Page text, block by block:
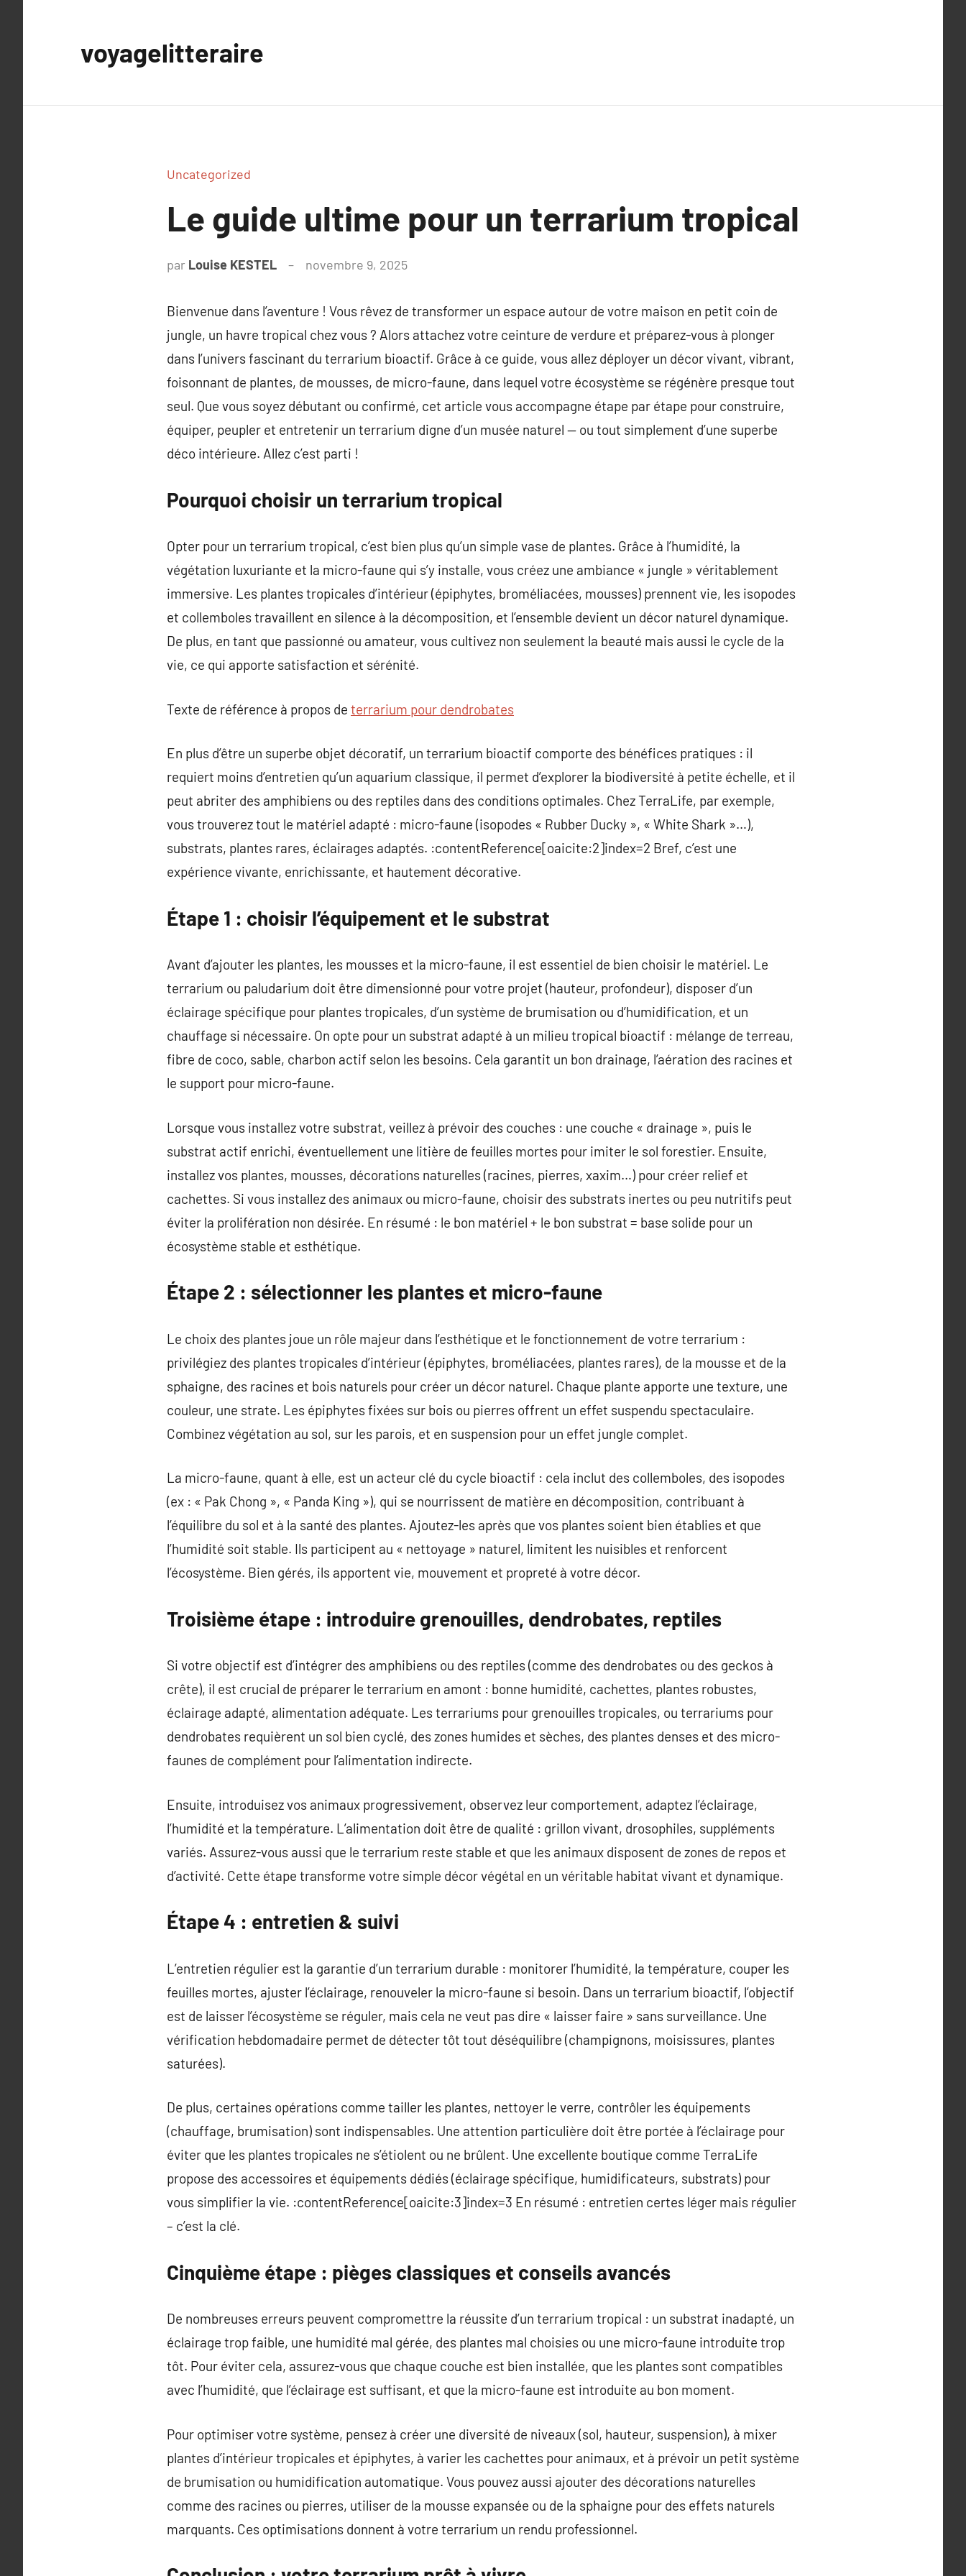
voyagelitteraire
Uncategorized
Le guide ultime pour un terrarium tropical
par Louise KESTEL novembre 9, 2025
Bienvenue dans l’aventure ! Vous rêvez de transformer un espace autour de votre maison en petit coin de
jungle, un havre tropical chez vous ? Alors attachez votre ceinture de verdure et préparez-vous à plonger
dans l’univers fascinant du terrarium bioactif. Grâce à ce guide, vous allez déployer un décor vivant, vibrant,
foisonnant de plantes, de mousses, de micro-faune, dans lequel votre écosystème se régénère presque tout
seul. Que vous soyez débutant ou confirmé, cet article vous accompagne étape par étape pour construire,
équiper, peupler et entretenir un terrarium digne d’un musée naturel — ou tout simplement d’une superbe
déco intérieure. Allez c’est parti !
Pourquoi choisir un terrarium tropical
Opter pour un terrarium tropical, c’est bien plus qu’un simple vase de plantes. Grâce à l’humidité, la
végétation luxuriante et la micro-faune qui s’y installe, vous créez une ambiance « jungle » véritablement
immersive. Les plantes tropicales d’intérieur (épiphytes, broméliacées, mousses) prennent vie, les isopodes
et collemboles travaillent en silence à la décomposition, et l’ensemble devient un décor naturel dynamique.
De plus, en tant que passionné ou amateur, vous cultivez non seulement la beauté mais aussi le cycle de la
vie, ce qui apporte satisfaction et sérénité.
Texte de référence à propos de terrarium pour dendrobates
En plus d’être un superbe objet décoratif, un terrarium bioactif comporte des bénéfices pratiques : il
requiert moins d’entretien qu’un aquarium classique, il permet d’explorer la biodiversité à petite échelle, et il
peut abriter des amphibiens ou des reptiles dans des conditions optimales. Chez TerraLife, par exemple,
vous trouverez tout le matériel adapté : micro-faune (isopodes « Rubber Ducky », « White Shark »…),
substrats, plantes rares, éclairages adaptés. :contentReference[oaicite:2]index=2 Bref, c’est une
expérience vivante, enrichissante, et hautement décorative.
Étape 1 : choisir l’équipement et le substrat
Avant d’ajouter les plantes, les mousses et la micro-faune, il est essentiel de bien choisir le matériel. Le
terrarium ou paludarium doit être dimensionné pour votre projet (hauteur, profondeur), disposer d’un
éclairage spécifique pour plantes tropicales, d’un système de brumisation ou d’humidification, et un
chauffage si nécessaire. On opte pour un substrat adapté à un milieu tropical bioactif : mélange de terreau,
fibre de coco, sable, charbon actif selon les besoins. Cela garantit un bon drainage, l’aération des racines et
le support pour micro-faune.
Lorsque vous installez votre substrat, veillez à prévoir des couches : une couche « drainage », puis le
substrat actif enrichi, éventuellement une litière de feuilles mortes pour imiter le sol forestier. Ensuite,
installez vos plantes, mousses, décorations naturelles (racines, pierres, xaxim…) pour créer relief et
cachettes. Si vous installez des animaux ou micro-faune, choisir des substrats inertes ou peu nutritifs peut
éviter la prolifération non désirée. En résumé : le bon matériel + le bon substrat = base solide pour un
écosystème stable et esthétique.
Étape 2 : sélectionner les plantes et micro-faune
Le choix des plantes joue un rôle majeur dans l’esthétique et le fonctionnement de votre terrarium :
privilégiez des plantes tropicales d’intérieur (épiphytes, broméliacées, plantes rares), de la mousse et de la
sphaigne, des racines et bois naturels pour créer un décor naturel. Chaque plante apporte une texture, une
couleur, une strate. Les épiphytes fixées sur bois ou pierres offrent un effet suspendu spectaculaire.
Combinez végétation au sol, sur les parois, et en suspension pour un effet jungle complet.
La micro-faune, quant à elle, est un acteur clé du cycle bioactif : cela inclut des collemboles, des isopodes
(ex : « Pak Chong », « Panda King »), qui se nourrissent de matière en décomposition, contribuant à
l’équilibre du sol et à la santé des plantes. Ajoutez-les après que vos plantes soient bien établies et que
l’humidité soit stable. Ils participent au « nettoyage » naturel, limitent les nuisibles et renforcent
l’écosystème. Bien gérés, ils apportent vie, mouvement et propreté à votre décor.
Troisième étape : introduire grenouilles, dendrobates, reptiles
Si votre objectif est d’intégrer des amphibiens ou des reptiles (comme des dendrobates ou des geckos à
crête), il est crucial de préparer le terrarium en amont : bonne humidité, cachettes, plantes robustes,
éclairage adapté, alimentation adéquate. Les terrariums pour grenouilles tropicales, ou terrariums pour
dendrobates requièrent un sol bien cyclé, des zones humides et sèches, des plantes denses et des micro-
faunes de complément pour l’alimentation indirecte.
Ensuite, introduisez vos animaux progressivement, observez leur comportement, adaptez l’éclairage,
l’humidité et la température. L’alimentation doit être de qualité : grillon vivant, drosophiles, suppléments
variés. Assurez-vous aussi que le terrarium reste stable et que les animaux disposent de zones de repos et
d’activité. Cette étape transforme votre simple décor végétal en un véritable habitat vivant et dynamique.
Étape 4 : entretien & suivi
L’entretien régulier est la garantie d’un terrarium durable : monitorer l’humidité, la température, couper les
feuilles mortes, ajuster l’éclairage, renouveler la micro-faune si besoin. Dans un terrarium bioactif, l’objectif
est de laisser l’écosystème se réguler, mais cela ne veut pas dire « laisser faire » sans surveillance. Une
vérification hebdomadaire permet de détecter tôt tout déséquilibre (champignons, moisissures, plantes
saturées).
De plus, certaines opérations comme tailler les plantes, nettoyer le verre, contrôler les équipements
(chauffage, brumisation) sont indispensables. Une attention particulière doit être portée à l’éclairage pour
éviter que les plantes tropicales ne s’étiolent ou ne brûlent. Une excellente boutique comme TerraLife
propose des accessoires et équipements dédiés (éclairage spécifique, humidificateurs, substrats) pour
vous simplifier la vie. :contentReference[oaicite:3]index=3 En résumé : entretien certes léger mais régulier
– c’est la clé.
Cinquième étape : pièges classiques et conseils avancés
De nombreuses erreurs peuvent compromettre la réussite d’un terrarium tropical : un substrat inadapté, un
éclairage trop faible, une humidité mal gérée, des plantes mal choisies ou une micro-faune introduite trop
tôt. Pour éviter cela, assurez-vous que chaque couche est bien installée, que les plantes sont compatibles
avec l’humidité, que l’éclairage est suffisant, et que la micro-faune est introduite au bon moment.
Pour optimiser votre système, pensez à créer une diversité de niveaux (sol, hauteur, suspension), à mixer
plantes d’intérieur tropicales et épiphytes, à varier les cachettes pour animaux, et à prévoir un petit système
de brumisation ou humidification automatique. Vous pouvez aussi ajouter des décorations naturelles
comme des racines ou pierres, utiliser de la mousse expansée ou de la sphaigne pour des effets naturels
marquants. Ces optimisations donnent à votre terrarium un rendu professionnel.